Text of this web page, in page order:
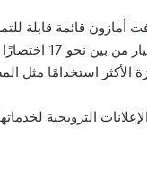
قائمة قابلة
وأدوات
الأكثر استخدامًا مثل
الترويجية لخدماتها